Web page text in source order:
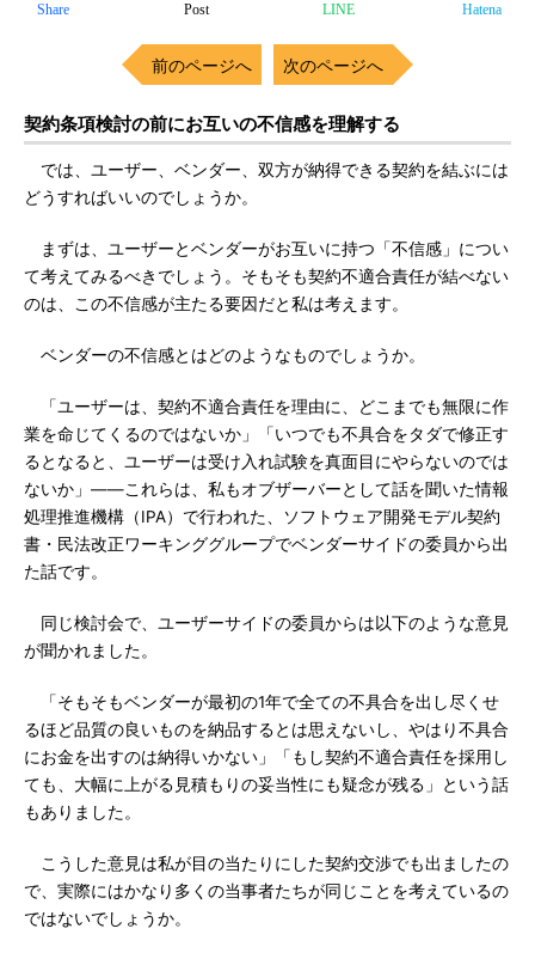
Share Post LINE Hatena
前のページへ 次のページへ
契約条項検討の前にお互いの不信感を理解する
では、ユーザー、ベンダー、双方が納得できる契約を結ぶには
どうすればいいのでしょうか。
まずは、ユーザーとベンダーがお互いに持つ「不信感」につい
て考えてみるべきでしょう。そもそも契約不適合責任が結べない
のは、この不信感が主たる要因だと私は考えます。
ベンダーの不信感とはどのようなものでしょうか。
「ユーザーは、契約不適合責任を理由に、どこまでも無限に作
業を命じてくるのではないか」「いつでも不具合をタダで修正す
るとなると、ユーザーは受け入れ試験を真面目にやらないのでは
ないか」――これらは、私もオブザーバーとして話を聞いた情報
処理推進機構（IPA）で行われた、ソフトウェア開発モデル契約
書・民法改正ワーキンググループでベンダーサイドの委員から出
た話です。
同じ検討会で、ユーザーサイドの委員からは以下のような意見
が聞かれました。
「そもそもベンダーが最初の1年で全ての不具合を出し尽くせ
るほど品質の良いものを納品するとは思えないし、やはり不具合
にお金を出すのは納得いかない」「もし契約不適合責任を採用し
ても、大幅に上がる見積もりの妥当性にも疑念が残る」という話
もありました。
こうした意見は私が目の当たりにした契約交渉でも出ましたの
で、実際にはかなり多くの当事者たちが同じことを考えているの
ではないでしょうか。